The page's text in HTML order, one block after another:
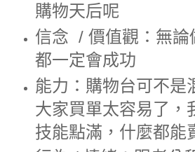
購物天后呢
信念 / 價值觀：無論
都一定會成功
能力：購物台可不是
大家買單太容易了，
技能點滿，什麼都能